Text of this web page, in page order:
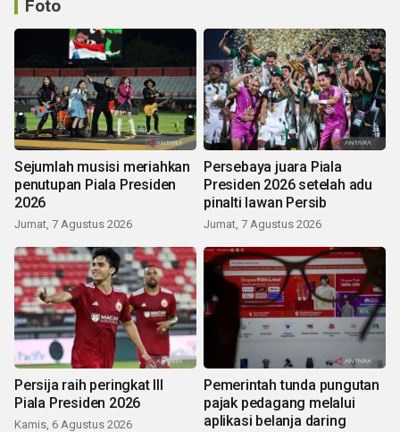
Foto
Sejumlah musisi meriahkan
penutupan Piala Presiden
2026
Jumat, 7 Agustus 2026
Persebaya juara Piala
Presiden 2026 setelah adu
pinalti lawan Persib
Jumat, 7 Agustus 2026
Persija raih peringkat III
Piala Presiden 2026
Kamis, 6 Agustus 2026
Pemerintah tunda pungutan
pajak pedagang melalui
aplikasi belanja daring